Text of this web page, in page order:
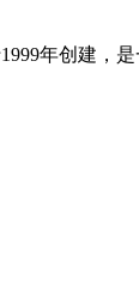
年创建，